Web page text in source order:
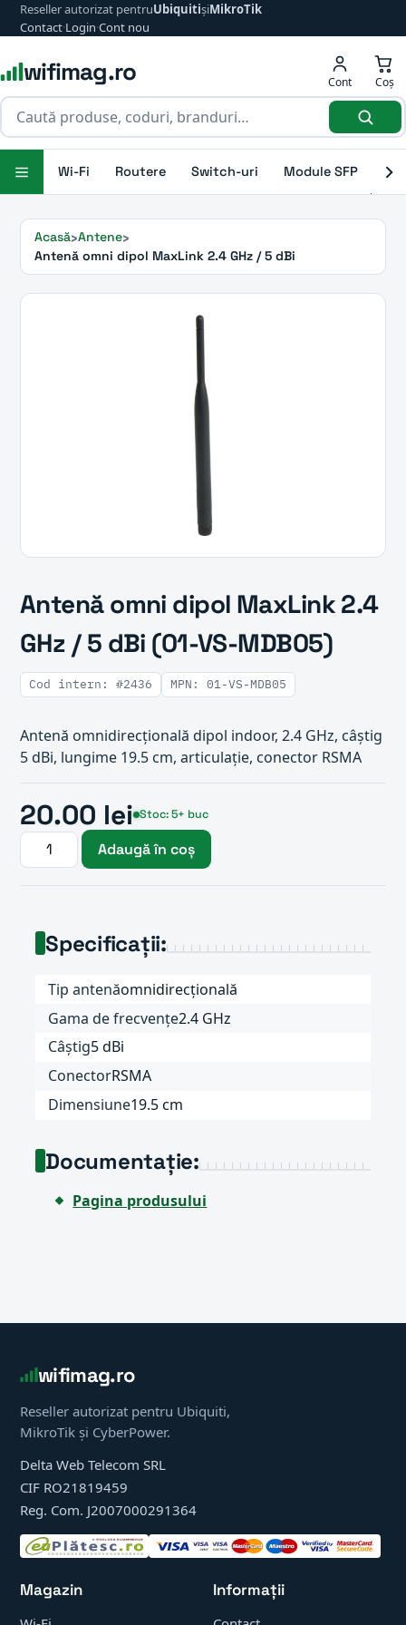
Reseller autorizat pentruUbiquitișiMikroTik
Contact·Login·Cont nou
wifimag.ro Cont Coș
Wi-Fi Routere Switch-uri Module SFP
Acasă Antene
Antenă omni dipol MaxLink 2.4 GHz / 5 dBi
Antenă omni dipol MaxLink 2.4
GHz / 5 dBi (01-VS-MDB05)
Cod intern: #2436 MPN: 01-VS-MDB05
Antenă omnidirecțională dipol indoor, 2.4 GHz, câștig
5 dBi, lungime 19.5 cm, articulație, conector RSMA
20.00 lei Stoc: 5+ buc
Adaugă în coș
Specificații:
Tip antenăomnidirecțională
Gama de frecvențe2.4 GHz
Câștig5 dBi
ConectorRSMA
Dimensiune19.5 cm
Documentație:
Pagina produsului
wifimag.ro
Reseller autorizat pentru Ubiquiti,
MikroTik și CyberPower.
Delta Web Telecom SRL
CIF RO21819459
Reg. Com. J2007000291364
Magazin Informații